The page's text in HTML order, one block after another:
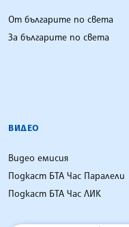
От българите по света
За българите по света
ВИДЕО
Видео емисия
Подкаст БТА Час Паралели
Подкаст БТА Час ЛИК